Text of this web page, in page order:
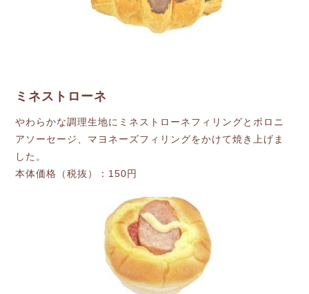
ミネストローネ
やわらかな調理生地にミネストローネフィリングとボロニ
アソーセージ、マヨネーズフィリングをかけて焼き上げま
した。
本体価格（税抜）：150円